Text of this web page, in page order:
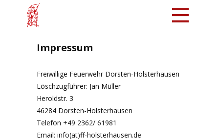
Tradition
Bürger
Intern
Impressum
Freiwillige Feuerwehr Dorsten-Holsterhausen
Löschzugführer: Jan Müller
Heroldstr. 3
46284 Dorsten-Holsterhausen
Telefon +49 2362/ 61981
Email: info(at)ff-holsterhausen.de